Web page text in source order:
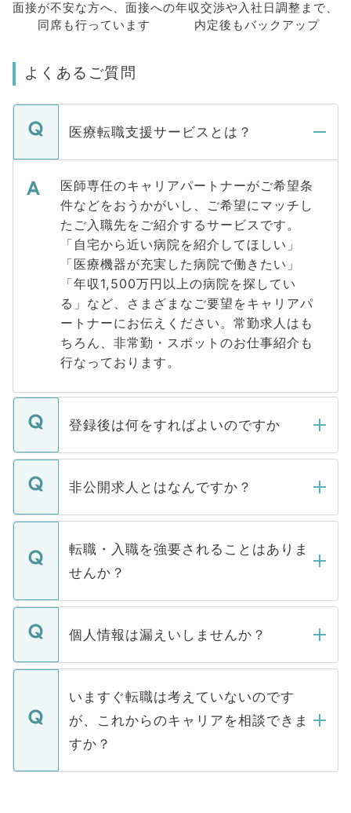
面接が不安な方へ、 面接への
同席も行っています
年収交渉や入社日調整まで、
内定後もバックアップ
よくあるご質問
医療転職支援サービスとは？
医師専任のキャリアパートナーがご希望条
件などをおうかがいし、ご希望にマッチし
たご入職先をご紹介するサービスです。
「自宅から近い病院を紹介してほしい」
「医療機器が充実した病院で働きたい」
「年収1,500万円以上の病院を探してい
る」など、さまざまなご要望をキャリアパ
ートナーにお伝えください。常勤求人はも
ちろん、非常勤・スポットのお仕事紹介も
行なっております。
登録後は何をすればよいのですか
ご登録いただきましたら、弊社担当者がご
登録内容を確認し、その後メールもしくは
ます。通常、5営業日以内にはご連絡をせて
いただきますので、しばらくお待ちくださ
非公開求人とはなんですか？
マイナビDOCTORで取り扱っている求人の
うち約3割は、Webサイトからご覧いただ
けない「非公開求人」です。非公開求人は
下記の理由によって、一般には公開してい
ません。
■応募殺到を避けるため 人気のある医療機
関を公にしてしまうと、応募が殺到する場
に、医療機関が求める条件に合った人材の
みを人材紹介会社に依頼するケースが増え
ています。
転職・入職を強要されることはありま
せんか？
転職・入職を強要することは一切ありませ
ん。また、仮に応募先から内定をいただい
定を承諾する必要はありません。内定先へ
の辞退の連絡はキャリアパートナーが行い
個人情報は漏えいしませんか？
個人情報が漏えいすることはありませんの
で、ご安心ください。当サイトからの登録
などで収集したご登録者様の個人情報は、
ご本人のキャリアアップおよび転職活動の
支援を目的に使用いたします。お預かりし
ているすべての個人データはご本人の許可
いますぐ転職は考えていないのです
が、これからのキャリアを相談できま
すか？